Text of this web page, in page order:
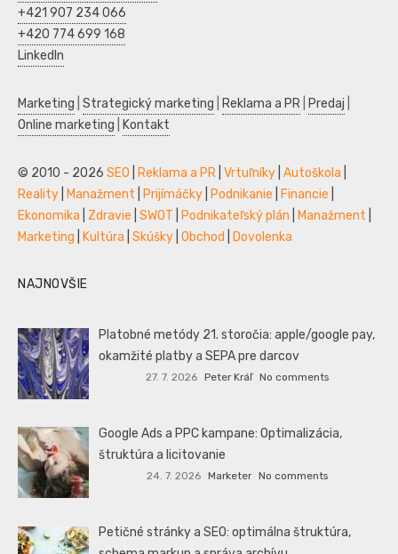
+421 907 234 066
+420 774 699 168
LinkedIn
Marketing Strategický marketing Reklama a PR Predaj
Online marketing
Kontakt
© 2010 - 2026 SEO Reklama a PR Vrtuľníky Autoškola
Reality
Manažment Prijímáčky Podnikanie Financie
Ekonomika
Zdravie SWOT Podnikateľský plán Manažment
Marketing
Kultúra Skúšky Obchod Dovolenka
NAJNOVŠIE
Platobné metódy 21. storočia: apple/google pay,
okamžité platby a SEPA pre darcov
27. 7. 2026 Peter Kráľ No comments
Google Ads a PPC kampane: Optimalizácia,
štruktúra a licitovanie
24. 7. 2026 Marketer No comments
Petičné stránky a SEO: optimálna štruktúra,